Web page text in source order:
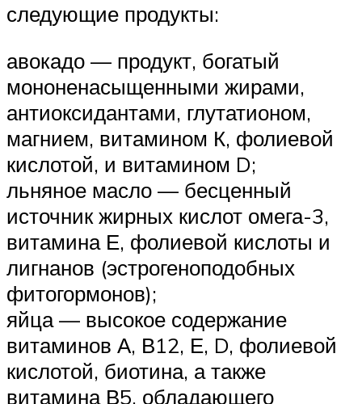
следующие продукты:
авокадо — продукт, богатый
мононенасыщенными жирами,
антиоксидантами, глутатионом,
магнием, витамином К, фолиевой
кислотой, и витамином D;
льняное масло — бесценный
источник жирных кислот омега-3,
витамина Е, фолиевой кислоты и
лигнанов (эстрогеноподобных
фитогормонов);
яйца — высокое содержание
витаминов А, В12, Е, D, фолиевой
кислотой, биотина, а также
витамина В5, обладающего